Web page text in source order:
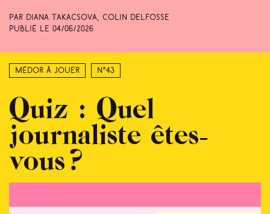
Par Diana Takacsova, Colin Delfosse
Publié le 04/06/2026
Médor à jouer N°43
Quiz : Quel
journaliste êtes-
vous ?